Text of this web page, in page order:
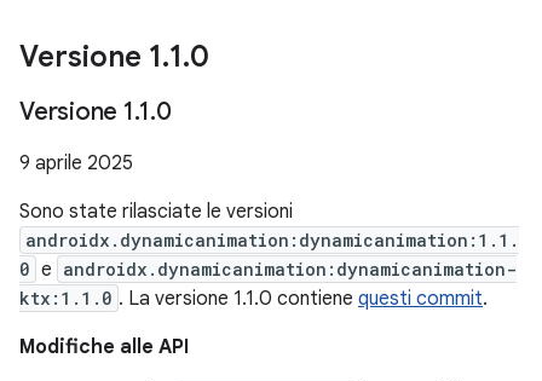
Versione 1.1.0
Versione 1.1.0
9 aprile 2025
Sono state rilasciate le versioni
androidx.dynamicanimation:dynamicanimation:1.1.
0 e androidx.dynamicanimation:dynamicanimation-
ktx:1.1.0 . La versione 1.1.0 contiene questi commit.
Modifiche alle API